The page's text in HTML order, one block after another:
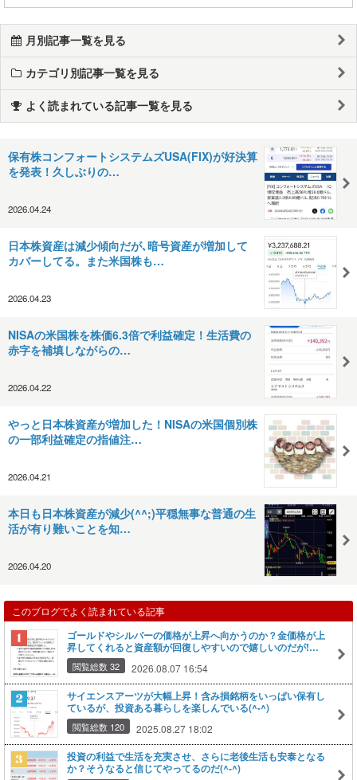
月別記事一覧を見る
カテゴリ別記事一覧を見る
よく読まれている記事一覧を見る
保有株コンフォートシステムズUSA(FIX)が好決算
を発表！久しぶりの…
2026.04.24
日本株資産は減少傾向だが､暗号資産が増加して
カバーしてる。また米国株も…
2026.04.23
NISAの米国株を株価6.3倍で利益確定！生活費の
赤字を補填しながらの…
2026.04.22
やっと日本株資産が増加した！NISAの米国個別株
の一部利益確定の指値注…
2026.04.21
本日も日本株資産が減少(^^;)平穏無事な普通の生
活が有り難いことを知…
2026.04.20
このブログでよく読まれている記事
ゴールドやシルバーの価格が上昇へ向かうのか？金価格が上
昇してくれると資産額が回復しやすいので嬉しいのだが!
(^^)!
閲覧総数 32 2026.08.07 16:54
サイエンスアーツが大幅上昇！含み損銘柄をいっぱい保有し
ているが、投資ある暮らしを楽しんでいる(^-^)
閲覧総数 120 2025.08.27 18:02
投資の利益で生活を充実させ、さらに老後生活も安泰となる
か？そうなると信じてやってるのだ(^-^)